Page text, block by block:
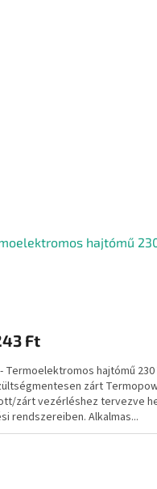
hajtómű
Ft
Termoelektromos hajtómű 230
zárt
zárt vezérléshez tervezve
rendszereiben. Alkalmas...